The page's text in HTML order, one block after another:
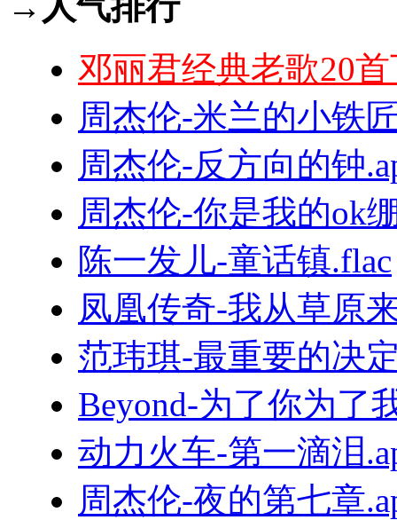
邓丽君经典老歌20
周杰伦-米兰的小铁
周杰伦-反方向的钟
周杰伦-你是我的ok
陈一发儿-童话镇.flac
凤凰传奇-我从草原
范玮琪-最重要的决
Beyond-为了你为了
动力火车-第一滴泪
周杰伦-夜的第七章